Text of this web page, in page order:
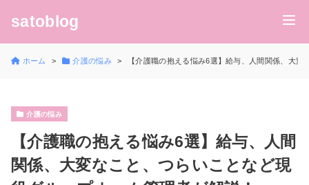
satoblog
ホーム 介護の悩み 【介護職の抱える悩み6選】給与、人間関係、大
介護の悩み
【介護職の抱える悩み6選】給与、人間
関係、大変なこと、つらいことなど現